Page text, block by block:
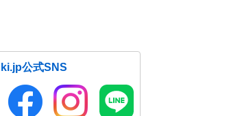
公式SNS